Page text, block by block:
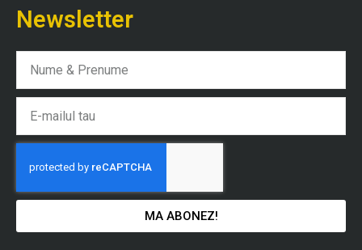
Newsletter
MA ABONEZ!